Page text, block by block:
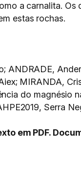
a carnalita.
estas rochas.
ANDRADE,
MIRANDA,
do magnésio
Serra
em PDF.